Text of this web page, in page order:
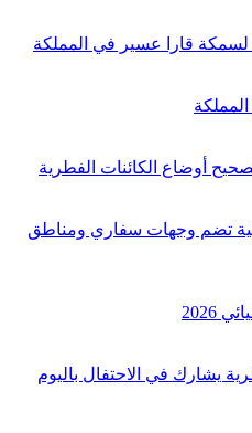
لسمكة قارا عسير في المملكة
أوضاع الكائنات الفطرية
تضم وجهات سفاري ومناطق
2026
يشارك في الاحتفال باليوم